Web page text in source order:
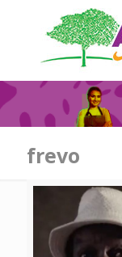
frevo